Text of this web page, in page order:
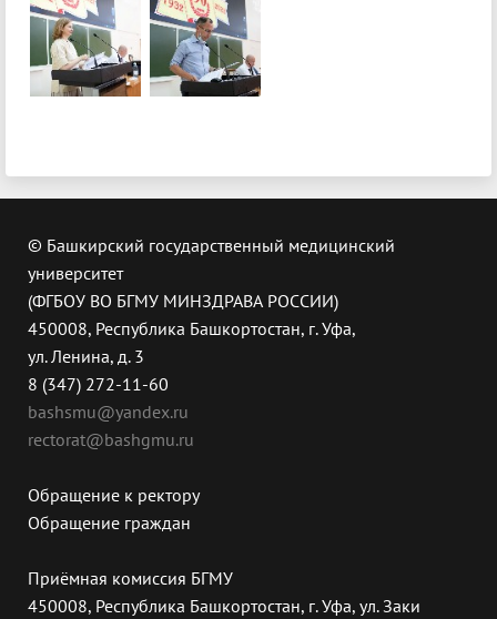
© Башкирский государственный медицинский
университет
(ФГБОУ ВО БГМУ МИНЗДРАВА РОССИИ)
450008, Республика Башкортостан, г. Уфа,
ул. Ленина, д. 3
8 (347) 272-11-60
bashsmu@yandex.ru
rectorat@bashgmu.ru
Обращение к ректору
Обращение граждан
Приёмная комиссия БГМУ
450008, Республика Башкортостан, г. Уфа, ул. Заки